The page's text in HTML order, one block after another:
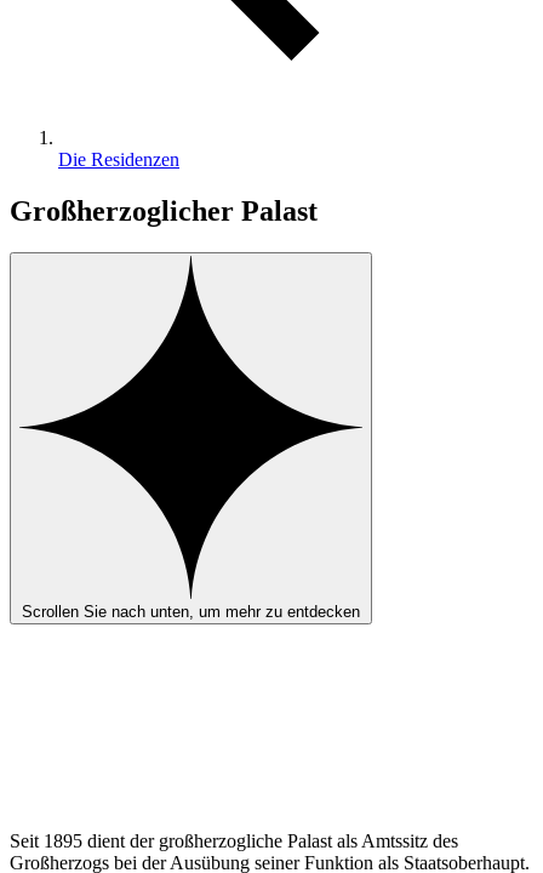
Die Residenzen
Großherzoglicher Palast
Scrollen Sie nach unten, um mehr zu entdecken
Seit 1895 dient der großherzogliche Palast als Amtssitz des
Großherzogs bei der Ausübung seiner Funktion als Staatsoberhaupt.